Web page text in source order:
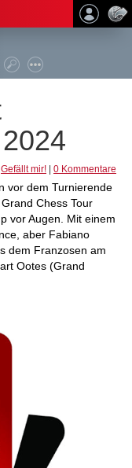
Gefällt mir! 0 Kommentare
vor dem Turnierende
Chess Tour
vor Augen. Mit einem
aber Fabiano
dem Franzosen am
Ootes (Grand